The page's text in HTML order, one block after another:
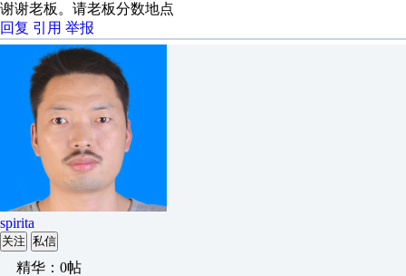
谢谢老板。请老板分数地点
回复 引用 举报
spirita
关注 私信
精华：0帖